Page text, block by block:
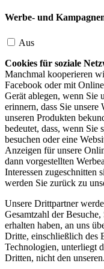
Werbe- und
Aus
Cookies für soziale
Manchmal kooperieren
Facebook oder mit
Gerät ablegen, wenn Sie
erinnern, dass Sie unsere
unseren Produkten
bedeutet, dass, wenn Sie
besuchen oder eine
Anzeigen für unsere
dann vorgestellten
Interessen zugeschnitten
werden Sie zurück zu
Unsere Drittpartner
Gesamtzahl der
erhalten haben, an uns
Dritte, einschließlich des
Technologien, unterliegt
Dritten, nicht den unseren.